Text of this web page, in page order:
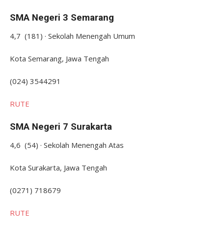
SMA Negeri 3 Semarang
4,7 (181) · Sekolah Menengah Umum
Kota Semarang, Jawa Tengah
(024) 3544291
RUTE
SMA Negeri 7 Surakarta
4,6 (54) · Sekolah Menengah Atas
Kota Surakarta, Jawa Tengah
(0271) 718679
RUTE